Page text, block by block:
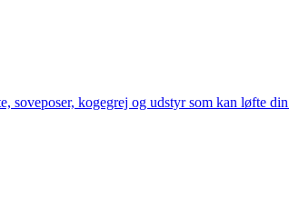
kogegrej og udstyr som kan løfte